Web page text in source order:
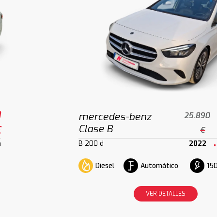
mercedes-benz
Clase B
25.890
€
B 200 d 2022
Diesel Automático
VER DETALLES